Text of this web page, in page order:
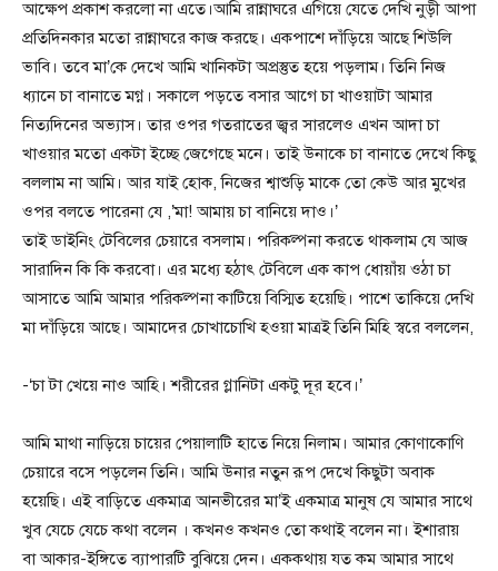
আক্ষেপ প্রকাশ করলো না এতে।আমি রান্নাঘরে এগিয়ে যেতে দেখি নুড়ী আপা
প্রতিদিনকার মতো রান্নাঘরে কাজ করছে। একপাশে দাঁড়িয়ে আছে শিউলি
ভাবি। তবে মা’কে দেখে আমি খানিকটা অপ্রস্তুত হয়ে পড়লাম। তিনি নিজ
ধ্যানে চা বানাতে মগ্ন। সকালে পড়তে বসার আগে চা খাওয়াটা আমার
নিত্যদিনের অভ্যাস। তার ওপর গতরাতের জ্বর সারলেও এখন আদা চা
খাওয়ার মতো একটা ইচ্ছে জেগেছে মনে। তাই উনাকে চা বানাতে দেখে কিছু
বললাম না আমি। আর যাই হোক, নিজের শ্বাশুড়ি মাকে তো কেউ আর মুখের
ওপর বলতে পারেনা যে ,’মা! আমায় চা বানিয়ে দাও।’
তাই ডাইনিং টেবিলের চেয়ারে বসলাম। পরিকল্পনা করতে থাকলাম যে আজ
সারাদিন কি কি করবো। এর মধ্যে হঠাৎ টেবিলে এক কাপ ধোয়াঁয় ওঠা চা
আসাতে আমি আমার পরিকল্পনা কাটিয়ে বিস্মিত হয়েছি। পাশে তাকিয়ে দেখি
মা দাঁড়িয়ে আছে। আমাদের চোখাচোখি হওয়া মাত্রই তিনি মিহি স্বরে বললেন,
-‘চা টা খেয়ে নাও আহি। শরীরের গ্লানিটা একটু দূর হবে।’
আমি মাথা নাড়িয়ে চায়ের পেয়ালাটি হাতে নিয়ে নিলাম। আমার কোণাকোণি
চেয়ারে বসে পড়লেন তিনি। আমি উনার নতুন রূপ দেখে কিছুটা অবাক
হয়েছি। এই বাড়িতে একমাত্র আনভীরের মা’ই একমাত্র মানুষ যে আমার সাথে
খুব যেচে যেচে কথা বলেন । কখনও কখনও তো কথাই বলেন না। ইশারায়
বা আকার-ইঙ্গিতে ব্যাপারটি বুঝিয়ে দেন। এককথায় যত কম আমার সাথে